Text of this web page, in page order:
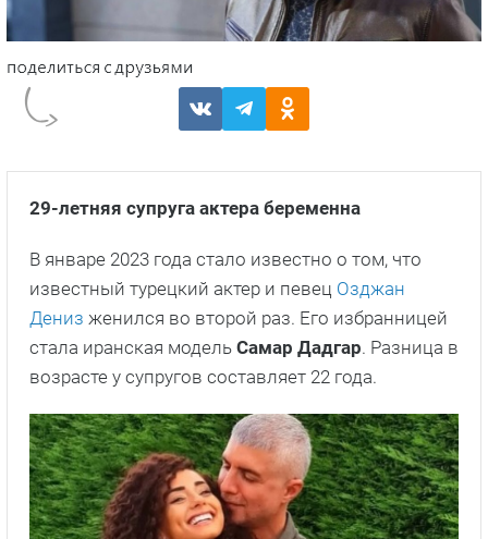
29-летняя супруга актера беременна
В январе 2023 года стало известно о том, что
известный турецкий актер и певец Озджан
Дениз женился во второй раз. Его избранницей
стала иранская модель Самар Дадгар. Разница в
возрасте у супругов составляет 22 года.